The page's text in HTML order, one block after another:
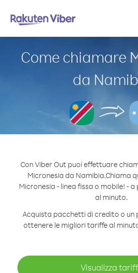
Come chiamare
da
Con Viber Out puoi effettuare
Micronesia da Namibia.Chiama
Micronesia - linea fissa o mobile! -
al minuto.
Acquista pacchetti di credito o un
ottenere le migliori tariffe al
Visualizza